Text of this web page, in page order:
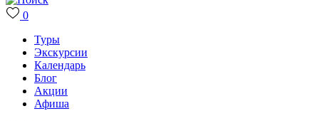
0
Туры
Экскурсии
Календарь
Блог
Акции
Афиша